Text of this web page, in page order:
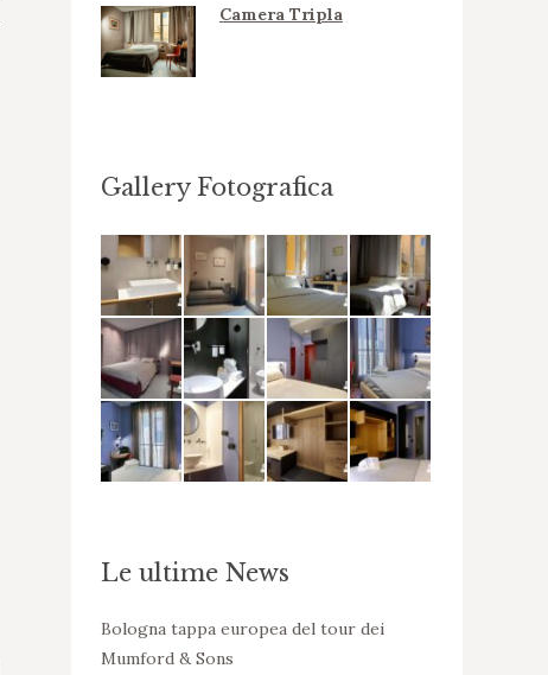
Camera Tripla
Gallery Fotografica
Le ultime News
Bologna tappa europea del tour dei
Mumford & Sons